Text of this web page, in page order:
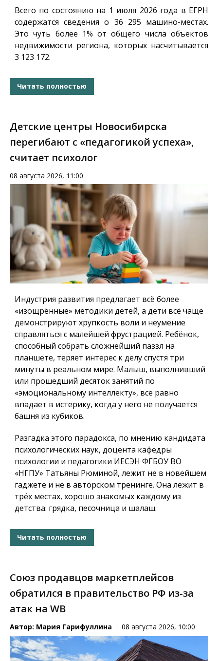
Всего по состоянию на 1 июля 2026 года в ЕГРН
содержатся сведения о 36 295 машино-местах.
Это чуть более 1% от общего числа объектов
недвижимости региона, которых насчитывается
3 123 172.
Читать полностью
Детские центры Новосибирска
перегибают с «педагогикой успеха»,
считает психолог
08 августа 2026, 11:00
Индустрия развития предлагает всё более
«изощрённые» методики детей, а дети всё чаще
демонстрируют хрупкость воли и неумение
справляться с малейшей фрустрацией. Ребёнок,
способный собрать сложнейший паззл на
планшете, теряет интерес к делу спустя три
минуты в реальном мире. Малыш, выполнивший
или прошедший десяток занятий по
«эмоциональному интеллекту», всё равно
впадает в истерику, когда у него не получается
башня из кубиков.
Разгадка этого парадокса, по мнению кандидата
психологических наук, доцента кафедры
психологии и педагогики ИЕСЭН ФГБОУ ВО
«НГПУ» Татьяны Рюминой, лежит не в новейшем
гаджете и не в авторском тренинге. Она лежит в
трёх местах, хорошо знакомых каждому из
детства: грядка, песочница и шалаш.
Читать полностью
Союз продавцов маркетплейсов
обратился в правительство РФ из-за
атак на WB
Автор: Мария Гарифуллина 08 августа 2026, 10:00